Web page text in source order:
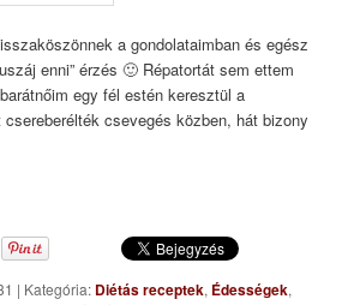
a gondolataimban és egész
enni” érzés 🙂 Répatortát sem ettem
egy fél estén keresztül a
csereberélték csevegés közben, hát bizony
| Kategória: Diétás receptek, Édességek,